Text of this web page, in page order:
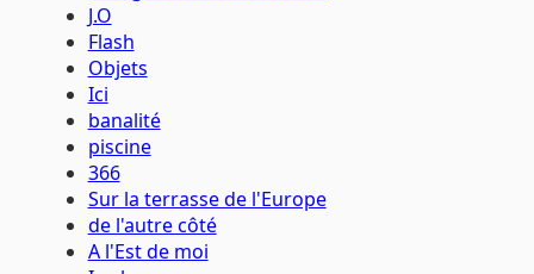
J.O
Flash
Objets
Ici
banalité
piscine
366
Sur la terrasse de l'Europe
de l'autre côté
A l'Est de moi